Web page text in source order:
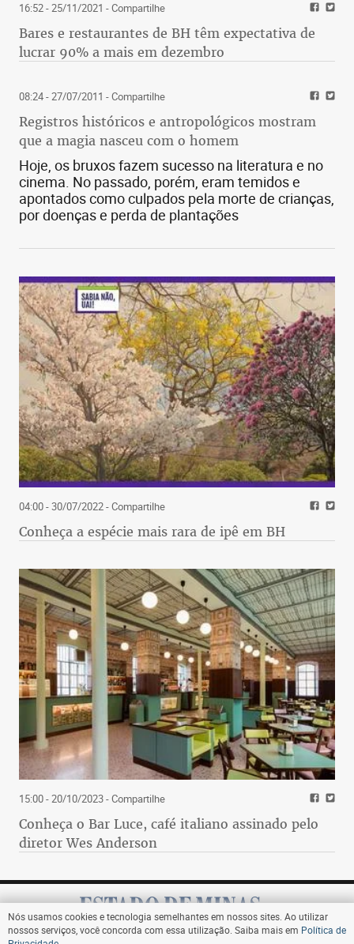
16:52 - 25/11/2021 - Compartilhe
Bares e restaurantes de BH têm expectativa de
lucrar 90% a mais em dezembro
08:24 - 27/07/2011 - Compartilhe
Registros históricos e antropológicos mostram
que a magia nasceu com o homem
Hoje, os bruxos fazem sucesso na literatura e no
cinema. No passado, porém, eram temidos e
apontados como culpados pela morte de crianças,
por doenças e perda de plantações
04:00 - 30/07/2022- Compartilhe
Conheça a espécie mais rara de ipê em BH
15:00 - 20/10/2023- Compartilhe
Conheça o Bar Luce, café italiano assinado pelo
diretor Wes Anderson
Nós usamos cookies e tecnologia semelhantes em nossos sites. Ao utilizar
nossos serviços, você concorda com essa utilização. Saiba mais em Política de